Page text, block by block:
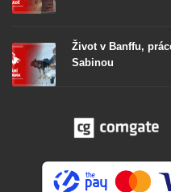
Život v Banffu,
Sabinou